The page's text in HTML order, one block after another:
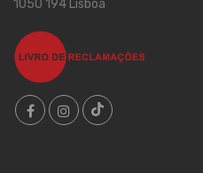
1050 194 Lisboa